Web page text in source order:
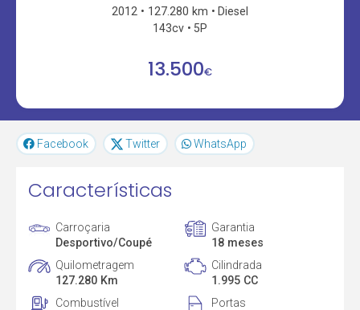
2012 127.280 km
Diesel
143cv
5P
13.500€
Facebook Twitter WhatsApp
Características
Carroçaria
Desportivo/Coupé
Garantia
18 meses
Quilometragem
127.280 Km
Cilindrada
1.995 CC
Combustível
Portas